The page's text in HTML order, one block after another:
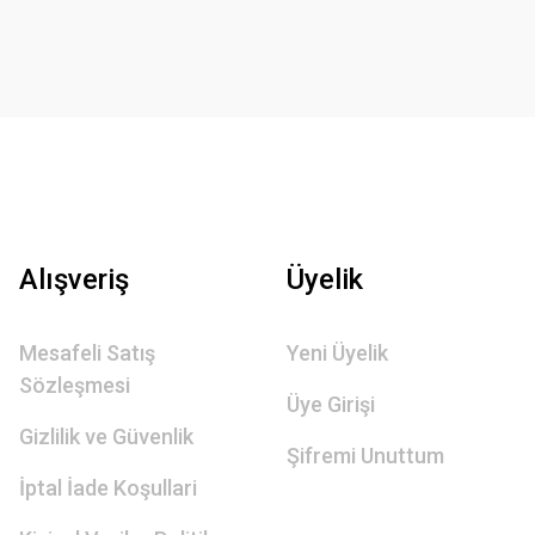
Alışveriş
Mesafeli Satış
Sözleşmesi
Gizlilik ve Güvenlik
İptal İade Koşullari
Üyelik
Yeni Üyelik
Üye Girişi
Şifremi Unuttum